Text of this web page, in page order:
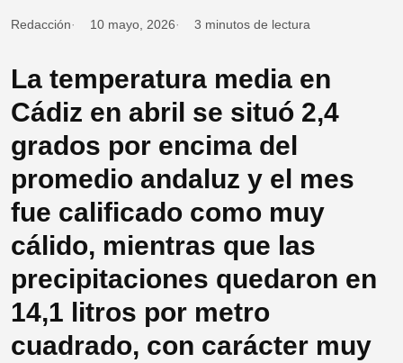
Redacción 10 mayo, 2026 3 minutos de lectura
La temperatura media en
Cádiz en abril se situó 2,4
grados por encima del
promedio andaluz y el mes
fue calificado como muy
cálido, mientras que las
precipitaciones quedaron en
14,1 litros por metro
cuadrado, con carácter muy